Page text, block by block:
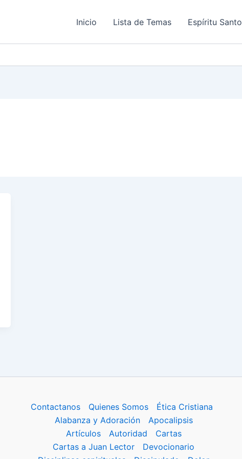
Inicio Lista de Temas Espíritu Santo
Contactanos Quienes Somos
Ética Cristiana
Alabanza y Adoración
Apocalipsis
Artículos
Autoridad
Cartas
Cartas a Juan Lector
Devocionario